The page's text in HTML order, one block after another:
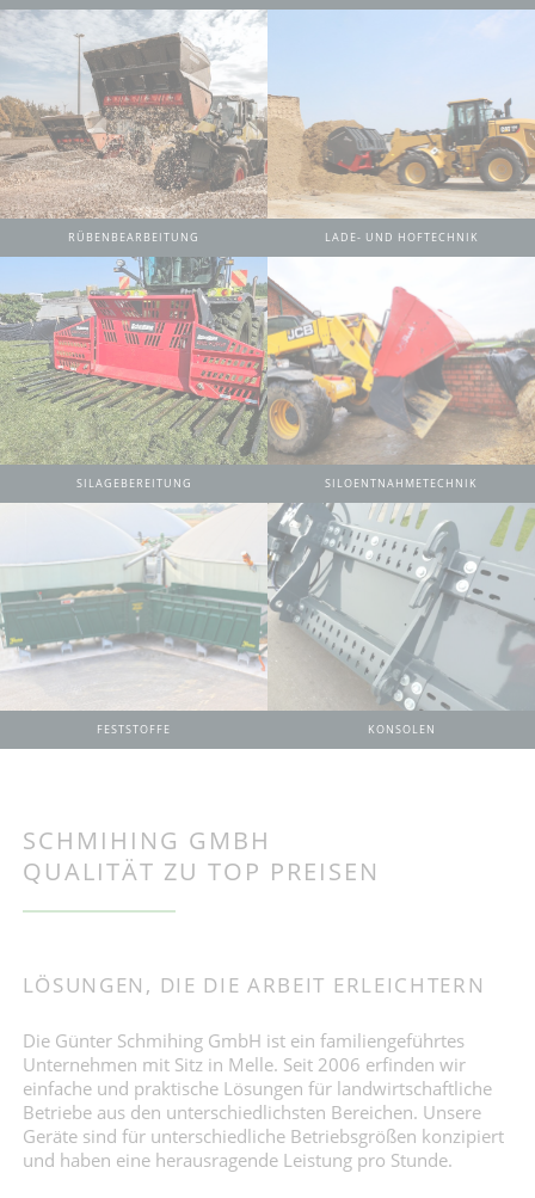
RÜBENBEARBEITUNG LADE- UND HOFTECHNIK
SILAGEBEREITUNG SILOENTNAHMETECHNIK
FESTSTOFFE KONSOLEN
SCHMIHING GMBH
QUALITÄT ZU TOP PREISEN
LÖSUNGEN, DIE DIE ARBEIT ERLEICHTERN
Die Günter Schmihing GmbH ist ein familiengeführtes
Unternehmen mit Sitz in Melle. Seit 2006 erfinden wir
einfache und praktische Lösungen für landwirtschaftliche
Betriebe aus den unterschiedlichsten Bereichen. Unsere
Geräte sind für unterschiedliche Betriebsgrößen konzipiert
und haben eine herausragende Leistung pro Stunde.